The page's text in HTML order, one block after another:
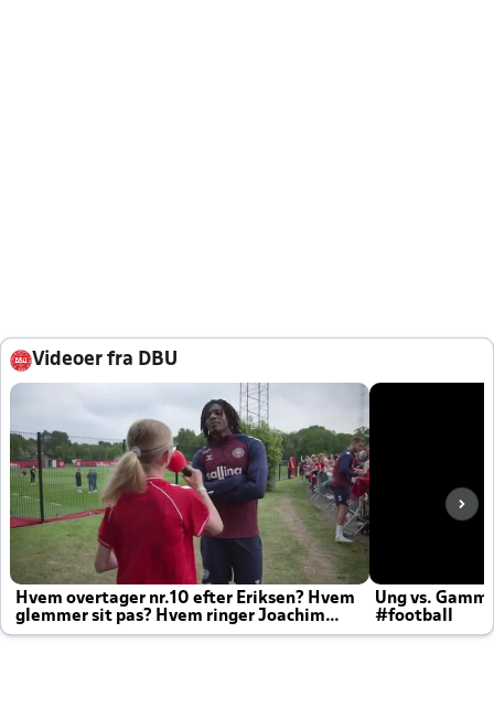
Videoer fra DBU
Hvem overtager nr.10 efter Eriksen? Hvem
glemmer sit pas? Hvem ringer Joachim
altid til efter kampe?
Ung vs.
#football